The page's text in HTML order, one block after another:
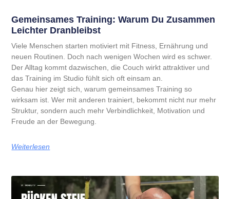
Gemeinsames Training: Warum Du Zusammen
Leichter Dranbleibst
Viele Menschen starten motiviert mit Fitness, Ernährung und
neuen Routinen. Doch nach wenigen Wochen wird es schwer.
Der Alltag kommt dazwischen, die Couch wirkt attraktiver und
das Training im Studio fühlt sich oft einsam an.
Genau hier zeigt sich, warum gemeinsames Training so
wirksam ist. Wer mit anderen trainiert, bekommt nicht nur mehr
Struktur, sondern auch mehr Verbindlichkeit, Motivation und
Freude an der Bewegung.
Weiterlesen